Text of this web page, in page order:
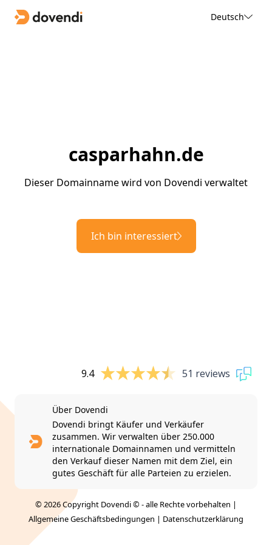
Deutsch
casparhahn.de
Dieser Domainname wird von Dovendi verwaltet
Ich bin interessiert
9.4 51 reviews
Über Dovendi
Dovendi bringt Käufer und Verkäufer
zusammen. Wir verwalten über 250.000
internationale Domainnamen und vermitteln
den Verkauf dieser Namen mit dem Ziel, ein
gutes Geschäft für alle Parteien zu erzielen.
© 2026 Copyright Dovendi © - alle Rechte vorbehalten |
Allgemeine Geschäftsbedingungen | Datenschutzerklärung